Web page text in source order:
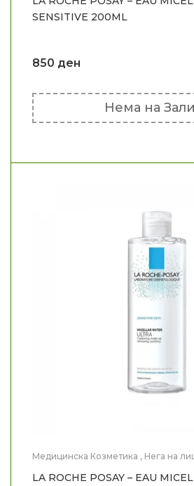
SENSITIVE 200ML
850 ден
Нема на
Медицинска Козметика , Нега на
LA ROCHE POSAY – EAU